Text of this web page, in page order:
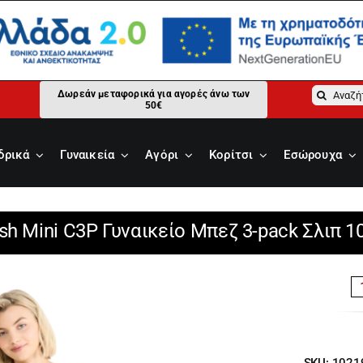
Δωρεάν μεταφορικά για αγορές άνω των
50€
Γυναικεία Αγόρι Κορίτσι Εσώρουχα
Mini C3P Γυναικείο Μπεζ 3-pack Σλιπ